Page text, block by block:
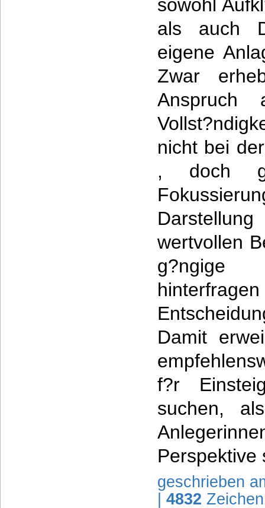
sowohl
als auch
eigene
Zwar
Anspruch
nicht bei
, doch
wertvollen
g?ngige
Damit
f?r
suchen,
Perspektive
geschrieben
4832 Zeichen